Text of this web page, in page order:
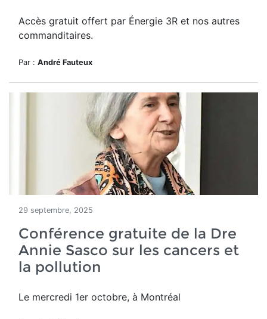
Accès gratuit offert par Énergie 3R et nos autres
commanditaires.
Par : André Fauteux
29 septembre, 2025
Conférence gratuite de la Dre
Annie Sasco sur les cancers et
la pollution
Le mercredi 1er octobre, à Montréal